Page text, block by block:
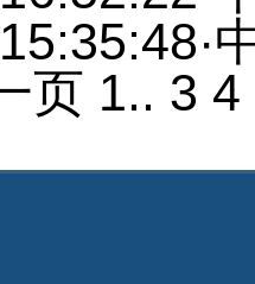
·
页 1.. 3 4